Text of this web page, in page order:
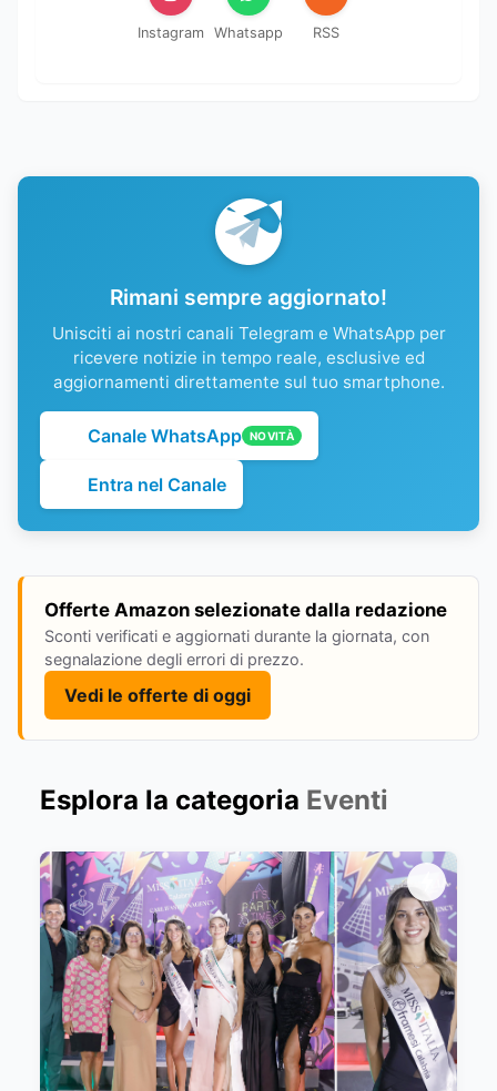
Instagram Whatsapp RSS
Rimani sempre aggiornato!
Unisciti ai nostri canali Telegram e WhatsApp per
ricevere notizie in tempo reale, esclusive ed
aggiornamenti direttamente sul tuo smartphone.
Canale WhatsApp NOVITÀ
Entra nel Canale
Offerte Amazon selezionate dalla redazione
Sconti verificati e aggiornati durante la giornata, con
segnalazione degli errori di prezzo.
Vedi le offerte di oggi
Esplora la categoria Eventi